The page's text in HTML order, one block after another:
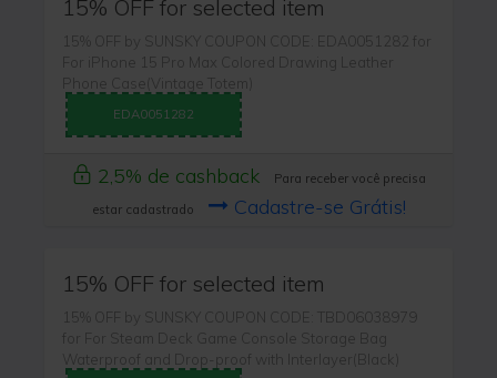
15% OFF for selected item
15% OFF by SUNSKY COUPON CODE: EDA0051282 for
For iPhone 15 Pro Max Colored Drawing Leather
Phone Case(Vintage Totem)
EDA0051282
2,5% de cashback
Para receber você precisa
estar cadastrado
Cadastre-se Grátis!
15% OFF for selected item
15% OFF by SUNSKY COUPON CODE: TBD06038979
for For Steam Deck Game Console Storage Bag
Waterproof and Drop-proof with Interlayer(Black)